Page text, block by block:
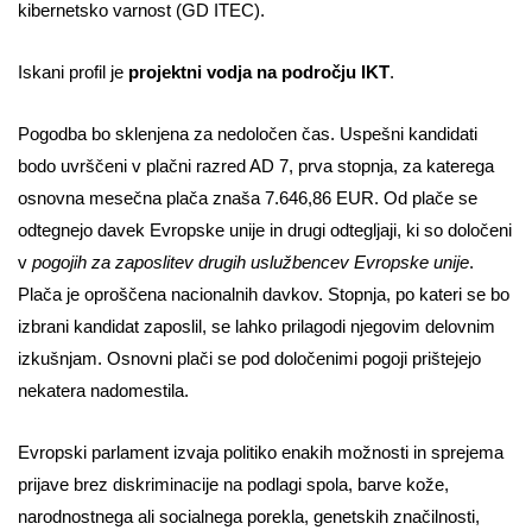
kibernetsko varnost (GD ITEC).
Iskani profil je projektni vodja na področju IKT.
Pogodba bo sklenjena za nedoločen čas. Uspešni kandidati
bodo uvrščeni v plačni razred AD 7, prva stopnja, za katerega
osnovna mesečna plača znaša 7.646,86 EUR. Od plače se
odtegnejo davek Evropske unije in drugi odtegljaji, ki so določeni
v pogojih za zaposlitev drugih uslužbencev Evropske unije.
Plača je oproščena nacionalnih davkov. Stopnja, po kateri se bo
izbrani kandidat zaposlil, se lahko prilagodi njegovim delovnim
izkušnjam. Osnovni plači se pod določenimi pogoji prištejejo
nekatera nadomestila.
Evropski parlament izvaja politiko enakih možnosti in sprejema
prijave brez diskriminacije na podlagi spola, barve kože,
narodnostnega ali socialnega porekla, genetskih značilnosti,